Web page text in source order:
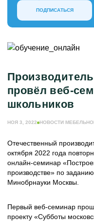
ПОДПИСАТЬСЯ
провёл веб-
школьников
НОЯ 3, 2022 НОВОСТИ
Отечественный
октября 2022 года
онлайн-семинар
производстве» по
Минобрнауки Москвы.
Первый веб-семинар
проекту «Субботы